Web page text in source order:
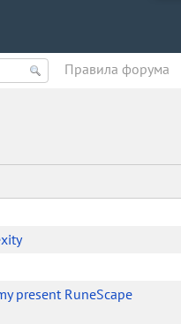
Правила форума
present RuneScape